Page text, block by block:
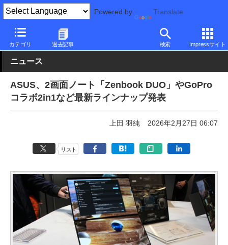
Powered by Translate
カテゴリ 過去記事 検索 Impressサイト
PC Watch パソコン/タブレット/スマートフォン ノートパソコン
ニュース
ASUS、2画面ノート「Zenbook DUO」やGoPro
コラボ2in1など最新ラインナップ発表
上田 羽純 2026年2月27日 06:07
リスト